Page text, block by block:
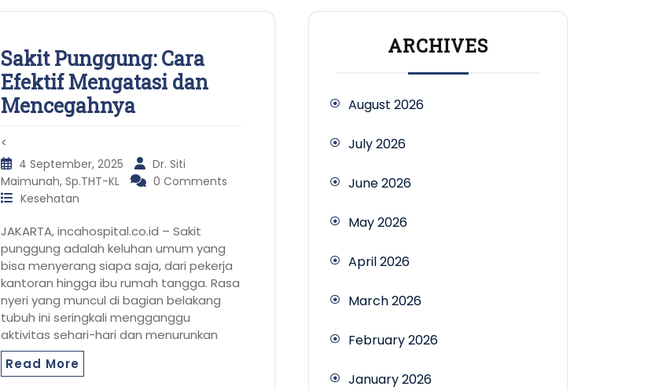
Sakit Punggung: Cara
Efektif Mengatasi dan
Mencegahnya
<
4 September, 2025
Dr. Siti
Maimunah, Sp.THT-KL
0 Comments
Kesehatan
JAKARTA, incahospital.co.id – Sakit
punggung adalah keluhan umum yang
bisa menyerang siapa saja, dari pekerja
kantoran hingga ibu rumah tangga. Rasa
nyeri yang muncul di bagian belakang
tubuh ini seringkali mengganggu
aktivitas sehari-hari dan menurunkan
Read More
ARCHIVES
August 2026
July 2026
June 2026
May 2026
April 2026
March 2026
February 2026
January 2026